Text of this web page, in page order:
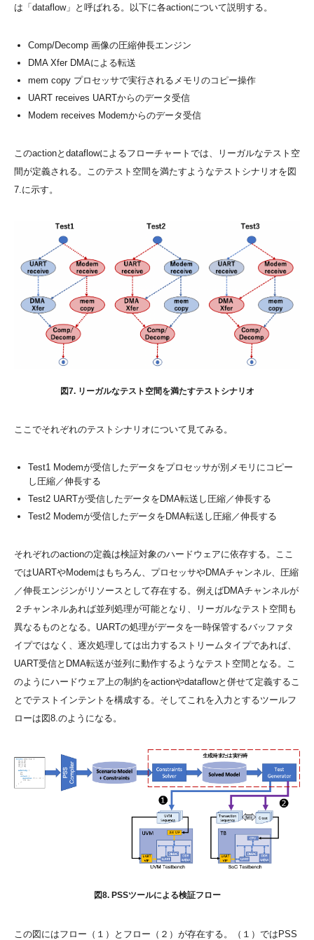
は「dataflow」と呼ばれる。以下に各actionについて説明する。
Comp/Decomp 画像の圧縮伸長エンジン
DMA Xfer DMAによる転送
mem copy プロセッサで実行されるメモリのコピー操作
UART receives UARTからのデータ受信
Modem receives Modemからのデータ受信
このactionとdataflowによるフローチャートでは、リーガルなテスト空
間が定義される。このテスト空間を満たすようなテストシナリオを図
7.に示す。
図7. リーガルなテスト空間を満たすテストシナリオ
ここでそれぞれのテストシナリオについて見てみる。
Test1 Modemが受信したデータをプロセッサが別メモリにコピー
し圧縮／伸長する
Test2 UARTが受信したデータをDMA転送し圧縮／伸長する
Test2 Modemが受信したデータをDMA転送し圧縮／伸長する
それぞれのactionの定義は検証対象のハードウェアに依存する。ここ
ではUARTやModemはもちろん、プロセッサやDMAチャンネル、圧縮
／伸長エンジンがリソースとして存在する。例えばDMAチャンネルが
２チャンネルあれば並列処理が可能となり、リーガルなテスト空間も
異なるものとなる。UARTの処理がデータを一時保管するバッファタ
イプではなく、逐次処理しては出力するストリームタイプであれば、
UART受信とDMA転送が並列に動作するようなテスト空間となる。こ
のようにハードウェア上の制約をactionやdataflowと併せて定義するこ
とでテストインテントを構成する。そしてこれを入力とするツールフ
ローは図8.のようになる。
図8. PSSツールによる検証フロー
この図にはフロー（１）とフロー（２）が存在する。（１）ではPSS